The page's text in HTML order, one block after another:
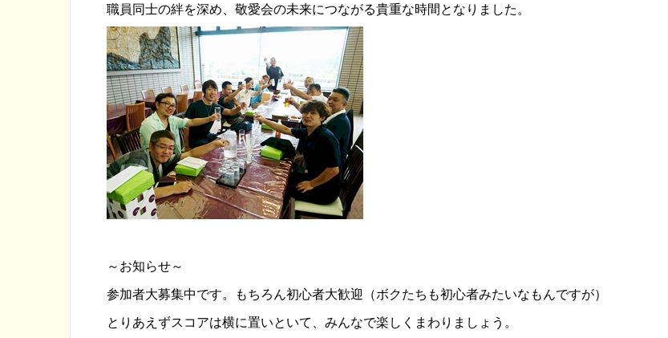
職員同士の絆を深め、敬愛会の未来につながる貴重な時間となりました。
～お知らせ～
参加者大募集中です。もちろん初心者大歓迎（ボクたちも初心者みたいなもんですが）
とりあえずスコアは横に置いといて、みんなで楽しくまわりましょう。